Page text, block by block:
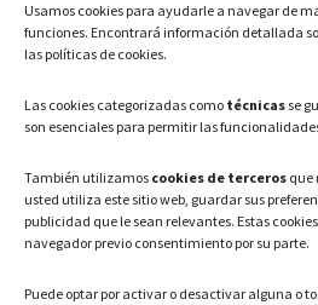
Usamos cookies para ayudarle a navegar de
funciones. Encontrará información detallada
las políticas de cookies.
Las cookies categorizadas como técnicas se
son esenciales para permitir las
También utilizamos cookies de terceros que
usted utiliza este sitio web, guardar sus
publicidad que le sean relevantes. Estas
navegador previo consentimiento por su parte.
Puede optar por activar o desactivar alguna o
Teléfono: 91 886 44 62
Correo Electrónico:
HORARIO
Lunes a Viernes: 08:00h – 15:00h